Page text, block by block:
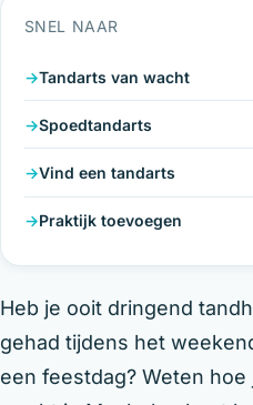
SNEL NAAR
Tandarts van wacht
Spoedtandarts
Vind een tandarts
Praktijk toevoegen
Heb je ooit dringend
gehad tijdens het
een feestdag? Weten